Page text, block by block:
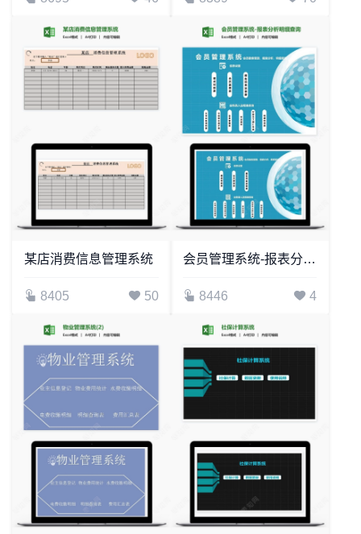
某店消费信息管理系统
8405 50
会员管理系统-报表分析明细查询
8446 4